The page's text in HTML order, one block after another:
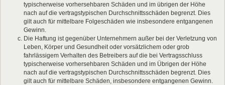
typischerweise vorhersehbaren Schäden und im übrigen der Höhe
nach auf die vertragstypischen Durchschnittsschäden begrenzt. Dies
gilt auch für mittelbare Folgeschäden wie insbesondere entgangenen
Gewinn.
Die Haftung ist gegenüber Unternehmern außer bei der Verletzung von
Leben, Körper und Gesundheit oder vorsätzlichem oder grob
fahrlässigem Verhalten des Betreibers auf die bei Vertragsschluss
typischerweise vorhersehbaren Schäden und im Übrigen der Höhe
nach auf die vertragstypischen Durchschnittsschäden begrenzt. Dies
gilt auch für mittelbare Schäden, insbesondere entgangenen Gewinn.